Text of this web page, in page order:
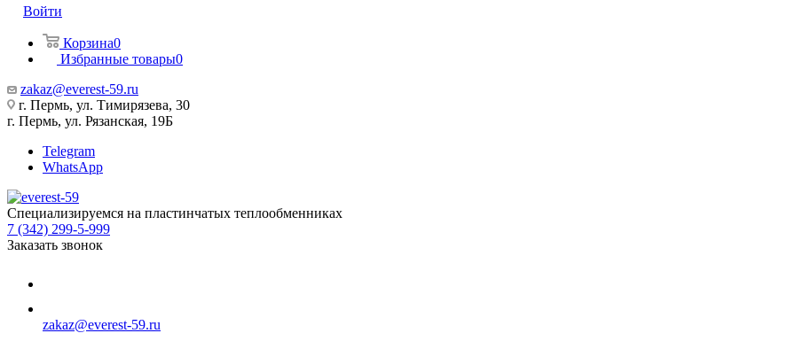
Войти
Корзина0
Избранные товары0
zakaz@everest-59.ru
г. Пермь, ул. Тимирязева, 30
г. Пермь, ул. Рязанская, 19Б
Telegram
WhatsApp
Специализируемся на пластинчатых теплообменниках
7 (342) 299-5-999
Заказать звонок
zakaz@everest-59.ru